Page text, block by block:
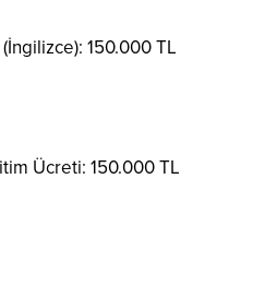
150.000 TL
Ücreti: 150.000 TL